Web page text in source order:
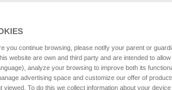
Parque
Parque Warner Madrid es un
you continue browsing, please notify your parent or
website are own and third party and are intended to allow
analyze your browsing to improve both its
advertising space and customize our offer of
viewed. To do this we collect information about your